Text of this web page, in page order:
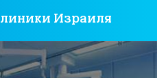
Израиля